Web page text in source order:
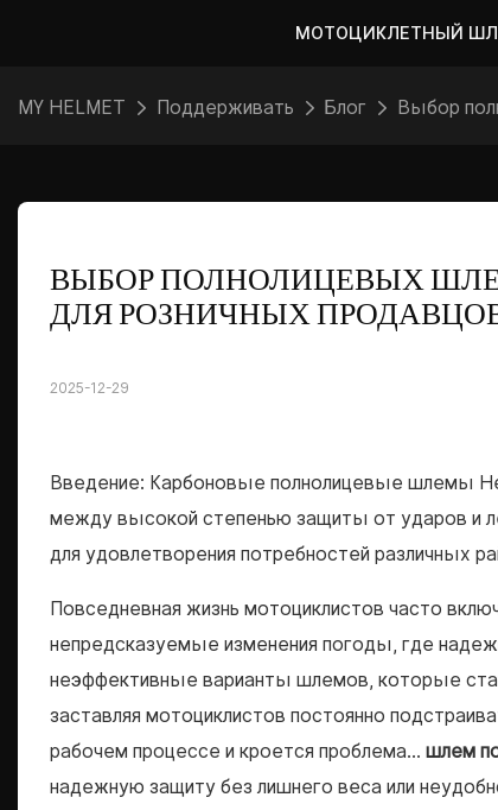
МОТОЦИКЛЕТНЫЙ
MY HELMET Поддерживать Блог Выбор
ВЫБОР ПОЛНОЛИЦЕВЫХ
ДЛЯ РОЗНИЧНЫХ
2025-12-29
Введение: Карбоновые полнолицевые шлемы
между высокой степенью защиты от ударов и
для удовлетворения потребностей различных
Повседневная жизнь мотоциклистов часто
непредсказуемые изменения погоды, где
неэффективные варианты шлемов, которые
заставляя мотоциклистов постоянно
рабочем процессе и кроется проблема... шлем
надежную защиту без лишнего веса или